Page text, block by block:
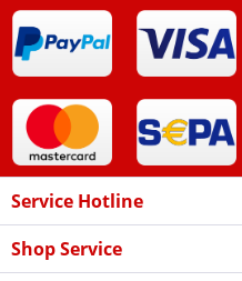
Service Hotline
Shop Service